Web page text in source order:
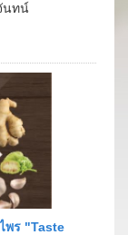
นทน์
พร "Taste